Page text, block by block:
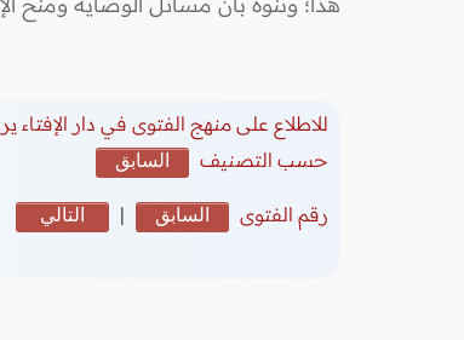
للاطلاع على منهج الفتوى في دار الإفتاء
حسب التصنيف
السابق
رقم الفتوى السابق | التالي